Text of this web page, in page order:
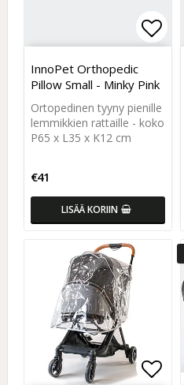
InnoPet Orthopedic
Pillow Small - Minky Pink
Ortopedinen tyyny pienille
lemmikkien rattaille - koko
P65 x L35 x K12 cm
€41
LISÄÄ KORIIN